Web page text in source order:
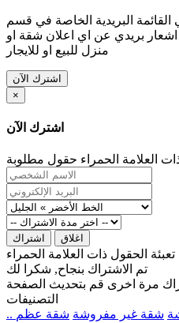
البريدية الخاصة في قسم
اشعار بريدي عن اي اعلان شقة او
منزل للبيع او للايجار
اشترك الآن
×
اشترك الآن
العلامة الحمراء حقول مطلوبة
اشتراك اغلاق
الحقول ذات العلامة الحمراء
تم الاشتراك بنجاح, شكرا لك
مرة اخرى قم بتحديث الصفحة
التصنيفات
شقة غير مفروشة شقة عظم